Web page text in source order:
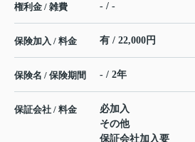
権利金 / 雑費 - / -
保険加入 / 料金 有 / 22,000円
保険名 / 保険期間 - / 2年
保証会社 / 料金
必加入
その他
保証会社加入要